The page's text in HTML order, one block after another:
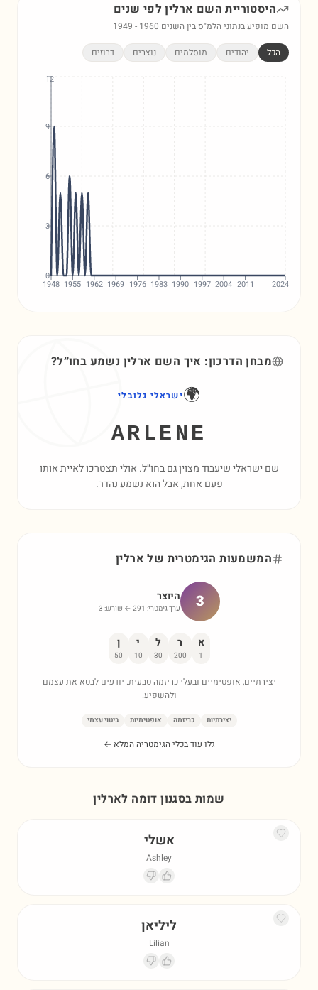
היסטוריית השם ארליןלפי שנים
השם מופיע בנתוני הלמ"ס בין השנים 1949 - 1960
הכל יהודים מוסלמים נוצרים דרוזים
1948 1955 1962 1969 1976 1983 1990 1997 2004 2011 2024
0
3
6
9
12
מבחן הדרכון: איך השם ארלין נשמע בחו״ל?
🌍ישראלי גלובלי
ARLENE
שם ישראלי שיעבוד מצוין גם בחו״ל. אולי תצטרכו לאיית אותו
פעם אחת, אבל הוא נשמע נהדר.
המשמעות הגימטרית של ארלין
3 היוצר
ערך גימטרי: 291 ← שורש: 3
א
1
ר
200
ל
30
י
10
ן
50
יצירתיים, אופטימיים ובעלי כריזמה טבעית. יודעים לבטא את עצמם
ולהשפיע.
יצירתיות כריזמה אופטימיות ביטוי עצמי
גלו עוד בכלי הגימטריה המלא ←
שמות בסגנון דומה לארלין
אשלי
Ashley
ליליאן
Lilian